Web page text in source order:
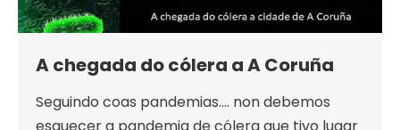
A chegada do cólera a A Coruña
Seguindo coas pandemias…. non debemos